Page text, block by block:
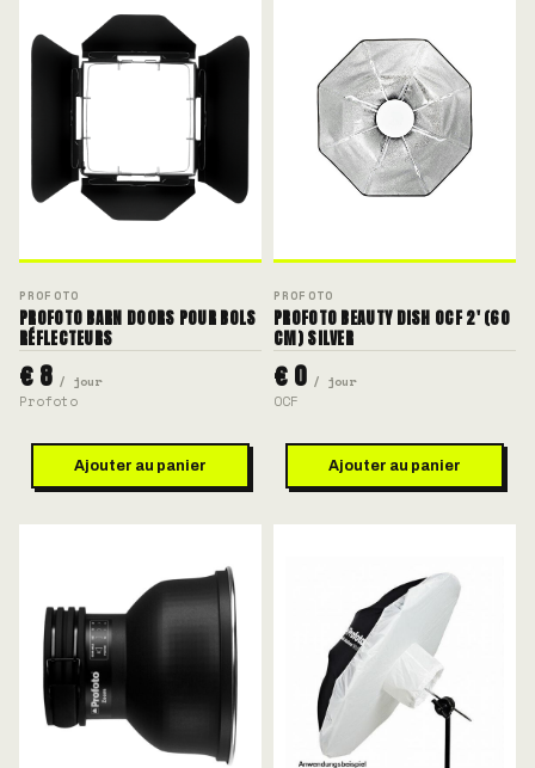
PROFOTO
PROFOTO BARN DOORS POUR BOLS
RÉFLECTEURS
€ 8 / jour
Profoto
Ajouter au panier
PROFOTO
PROFOTO BEAUTY DISH OCF 2' (60
CM) SILVER
€ 0 / jour
OCF
Ajouter au panier